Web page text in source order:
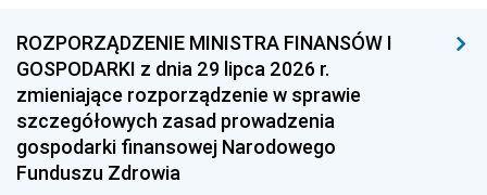
ROZPORZĄDZENIE MINISTRA FINANSÓW I
GOSPODARKI z dnia 29 lipca 2026 r.
zmieniające rozporządzenie w sprawie
szczegółowych zasad prowadzenia
gospodarki finansowej Narodowego
Funduszu Zdrowia